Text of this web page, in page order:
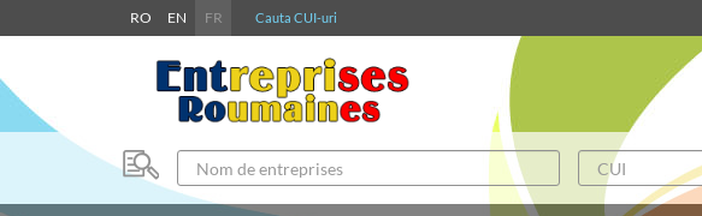
RO EN FR Cauta CUI-uri